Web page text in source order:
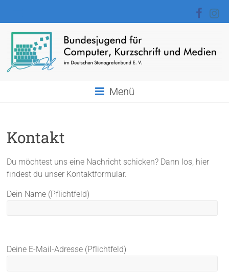
springen
Kurzschrift
Medien
Menü
Kontakt
Du möchtest uns eine Nachricht schicken? Dann los, hier
findest du unser Kontaktformular.
Dein Name (Pflichtfeld)
Deine E-Mail-Adresse (Pflichtfeld)